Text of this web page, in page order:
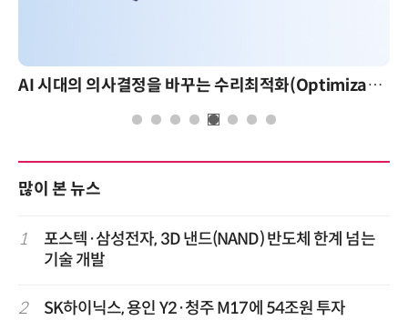
AI 시대의 의사결정을 바꾸는 수리최적화(Optimization): 실제 산업 적용 사례와 활용 전략
많이 본 뉴스
1
포스텍·삼성전자, 3D 낸드(NAND) 반도체 한계 넘는
기술 개발
2 SK하이닉스, 용인 Y2·청주 M17에 54조원 투자